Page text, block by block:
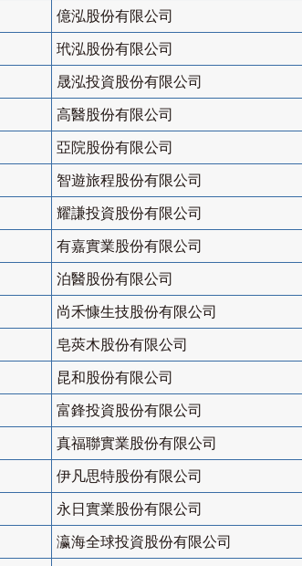
億泓股份有限公司
玳泓股份有限公司
晟泓投資股份有限公司
高醫股份有限公司
亞院股份有限公司
智遊旅程股份有限公司
耀謙投資股份有限公司
有嘉實業股份有限公司
泊醫股份有限公司
尚禾慷生技股份有限公司
皂莢木股份有限公司
昆和股份有限公司
富鋒投資股份有限公司
真福聯實業股份有限公司
伊凡思特股份有限公司
永日實業股份有限公司
瀛海全球投資股份有限公司